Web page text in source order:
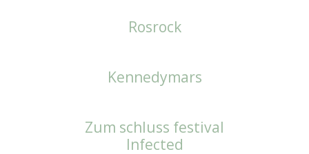
Rosrock
Kennedymars
Zum schluss festival
Infected